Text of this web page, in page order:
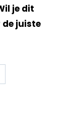
je dit
de juiste